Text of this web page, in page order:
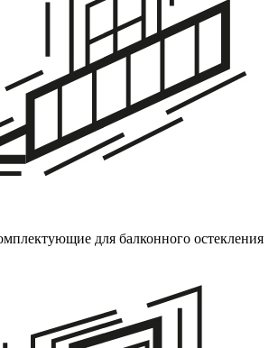
для балконного остекления